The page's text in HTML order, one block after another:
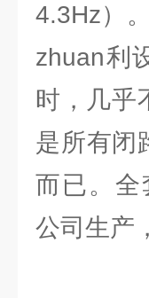
4.3Hz）
zhuan利
时，几乎
是所有闭
而已。全
公司生产